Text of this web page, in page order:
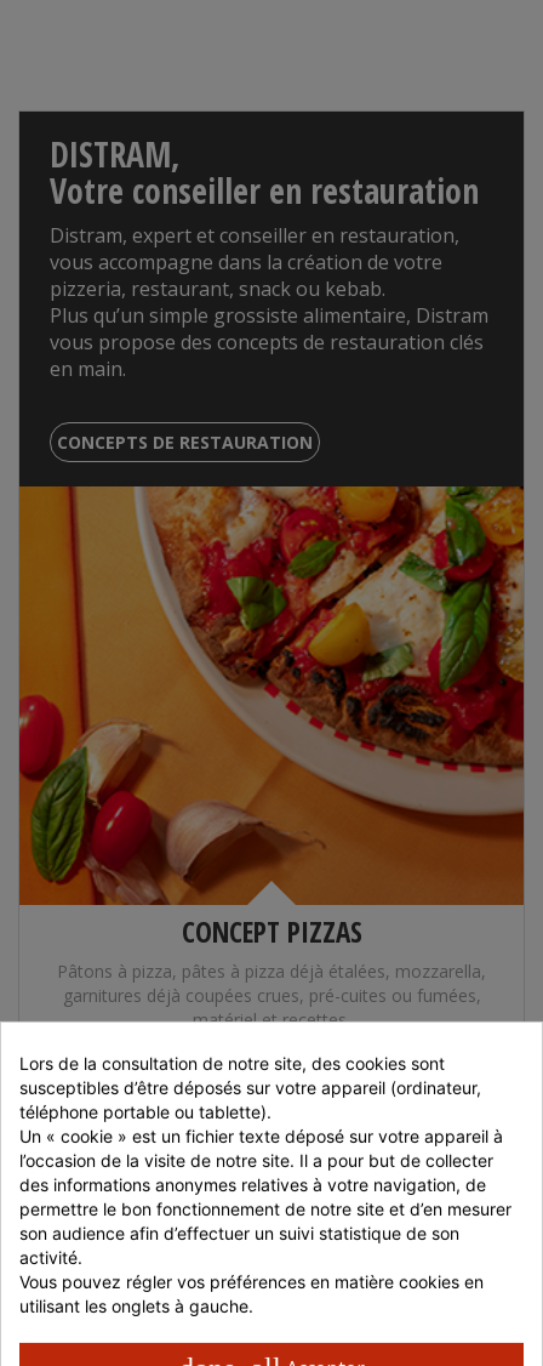
DISTRAM,
Votre conseiller en restauration
Distram, expert et conseiller en restauration,
vous accompagne dans la création de votre
pizzeria, restaurant, snack ou kebab.
Plus qu’un simple grossiste alimentaire, Distram
vous propose des concepts de restauration clés
en main.
CONCEPTS DE RESTAURATION
CONCEPT PIZZAS
Pâtons à pizza, pâtes à pizza déjà étalées, mozzarella,
garnitures déjà coupées crues, pré-cuites ou fumées,
matériel et recettes.
Pizzaiolo !
Lors de la consultation de notre site, des cookies sont
susceptibles d’être déposés sur votre appareil (ordinateur,
téléphone portable ou tablette).
Un « cookie » est un fichier texte déposé sur votre appareil à
l’occasion de la visite de notre site. Il a pour but de collecter
des informations anonymes relatives à votre navigation, de
permettre le bon fonctionnement de notre site et d’en mesurer
son audience afin d’effectuer un suivi statistique de son
activité.
Vous pouvez régler vos préférences en matière cookies en
utilisant les onglets à gauche.